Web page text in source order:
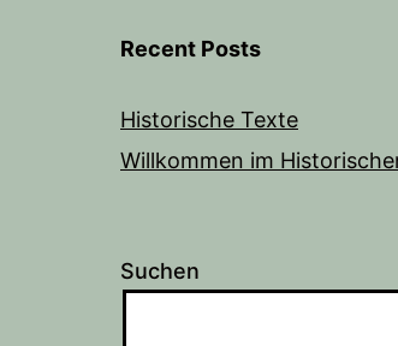
Recent Posts
Historische Texte
Willkommen im
Suchen